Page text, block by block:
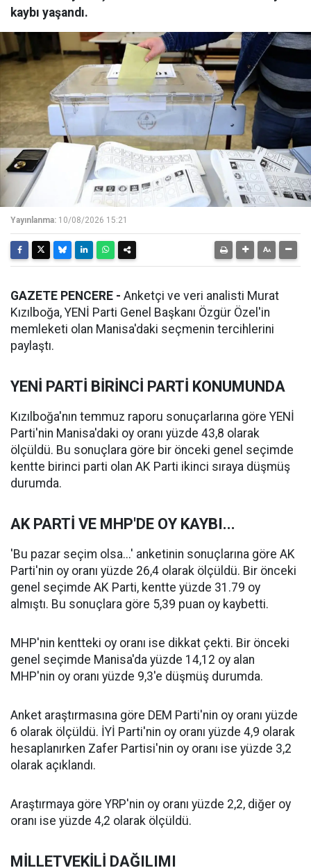
kaybı yaşandı.
Yayınlanma: 10/08/2026 15:21
GAZETE PENCERE - Anketçi ve veri analisti Murat
Kızılboğa, YENİ Parti Genel Başkanı Özgür Özel'in
memleketi olan Manisa'daki seçmenin tercihlerini
paylaştı.
YENİ PARTİ BİRİNCİ PARTİ KONUMUNDA
Kızılboğa'nın temmuz raporu sonuçarlarına göre YENİ
Parti'nin Manisa'daki oy oranı yüzde 43,8 olarak
ölçüldü. Bu sonuçlara göre bir önceki genel seçimde
kentte birinci parti olan AK Parti ikinci sıraya düşmüş
durumda.
AK PARTİ VE MHP'DE OY KAYBI...
'Bu pazar seçim olsa...' anketinin sonuçlarına göre AK
Parti'nin oy oranı yüzde 26,4 olarak ölçüldü. Bir önceki
genel seçimde AK Parti, kentte yüzde 31.79 oy
almıştı. Bu sonuçlara göre 5,39 puan oy kaybetti.
MHP'nin kentteki oy oranı ise dikkat çekti. Bir önceki
genel seçimde Manisa'da yüzde 14,12 oy alan
MHP'nin oy oranı yüzde 9,3'e düşmüş durumda.
Anket araştırmasına göre DEM Parti'nin oy oranı yüzde
6 olarak ölçüldü. İYİ Parti'nin oy oranı yüzde 4,9 olarak
hesaplanırken Zafer Partisi'nin oy oranı ise yüzde 3,2
olarak açıklandı.
Araştırmaya göre YRP'nin oy oranı yüzde 2,2, diğer oy
oranı ise yüzde 4,2 olarak ölçüldü.
MİLLETVEKİLİ DAĞILIMI